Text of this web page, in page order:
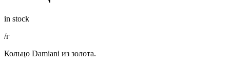
in stock
/г
Кольцо Damiani из золота.